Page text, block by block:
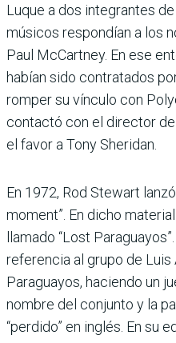
Luque a dos integrantes
músicos respondían a los
Paul McCartney. En ese
habían sido contratados
romper su vínculo con
contactó con el director
el favor a Tony Sheridan.
En 1972, Rod Stewart
moment”. En dicho
llamado “Lost
referencia al grupo de Luis
Paraguayos, haciendo un
nombre del conjunto y la
“perdido” en inglés. En su